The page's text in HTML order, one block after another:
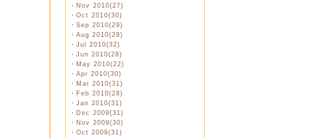
・ Nov 2010(27)
・ Oct 2010(30)
・ Sep 2010(29)
・ Aug 2010(29)
・ Jul 2010(32)
・ Jun 2010(28)
・ May 2010(22)
・ Apr 2010(30)
・ Mar 2010(31)
・ Feb 2010(28)
・ Jan 2010(31)
・ Dec 2009(31)
・ Nov 2009(30)
・ Oct 2009(31)